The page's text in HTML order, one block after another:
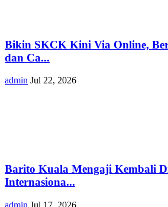
Bikin SKCK Kini Via Online,
dan Ca...
admin Jul 22, 2026
Barito Kuala Mengaji Kembali
Internasiona...
admin Jul 17, 2026